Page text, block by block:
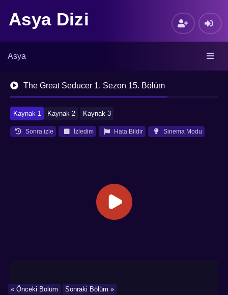
Asya Dizi
Asya
The Great Seducer 1. Sezon 15. Bölüm
Kaynak 1 Kaynak 2 Kaynak 3
Sonra izle İzledim Hata Bildir Sinema Modu
Sonraki Bölüm »
« Önceki Bölüm